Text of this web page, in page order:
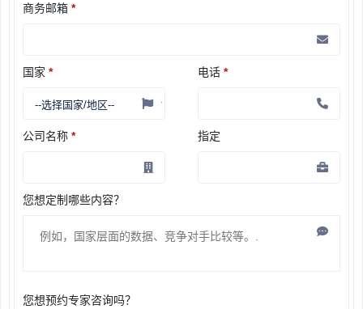
商务邮箱 *
国家 * 电话 *
公司名称 * 指定
您想定制哪些内容？
您想预约专家咨询吗？